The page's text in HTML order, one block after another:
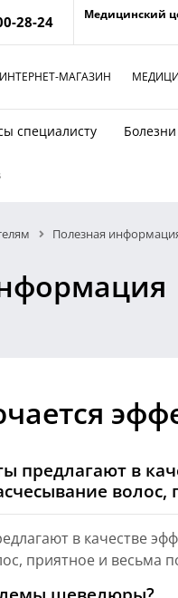
28-24 Медицинский
ИНТЕРНЕТ-МАГАЗИН
специалисту
Полезная
предлагают в
волос,
в качестве
приятное и весьма